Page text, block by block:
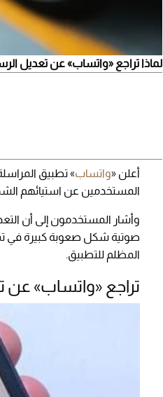
لماذا تراجع «واتساب» عن تعديل
أعلن «واتساب» تطبيق
المستخدمين عن استيائهم
وأشار المستخدمون إلى أن
صوتية شكل صعوبة كبيرة في
المظلم للتطبيق.
تراجع «واتساب» عن